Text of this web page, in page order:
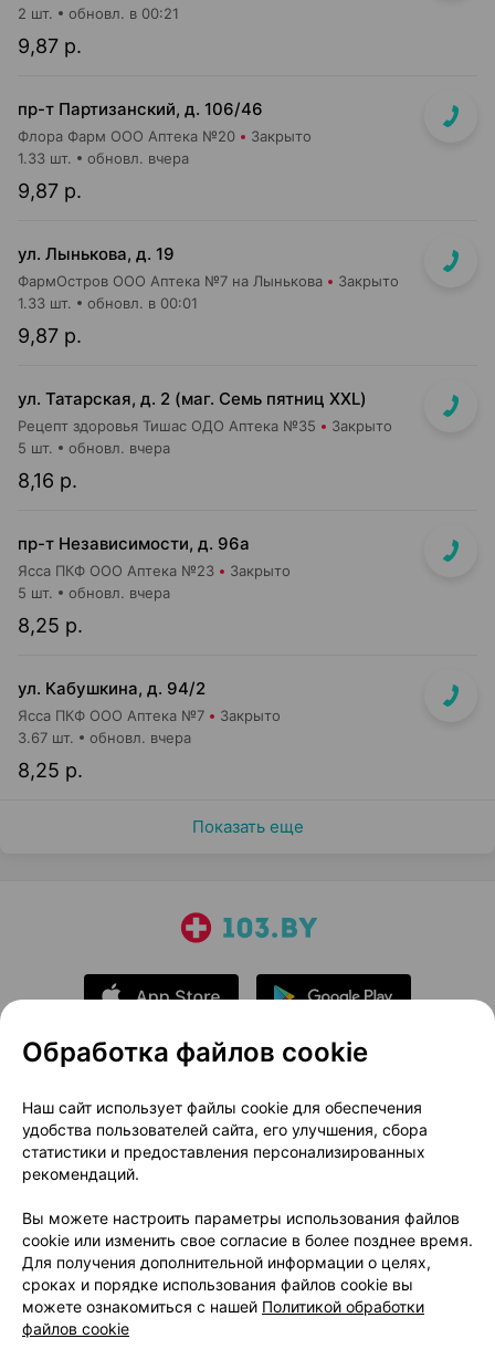
9,87 р.
2 шт. обновл. в 00:21
пр-т Партизанский, д. 106/46
Флора Фарм ООО Аптека №20 Закрыто
9,87 р.
1.33 шт. обновл. вчера
ул. Лынькова, д. 19
ФармОстров ООО Аптека №7 на Лынькова Закрыто
9,87 р.
1.33 шт. обновл. в 00:01
ул. Татарская, д. 2 (маг. Семь пятниц XXL)
Рецепт здоровья Тишас ОДО Аптека №35 Закрыто
8,16 р.
5 шт. обновл. вчера
пр-т Независимости, д. 96а
Ясса ПКФ ООО Аптека №23 Закрыто
8,25 р.
5 шт. обновл. вчера
ул. Кабушкина, д. 94/2
Ясса ПКФ ООО Аптека №7 Закрыто
8,25 р.
3.67 шт. обновл. вчера
Показать еще
О проекте
Новости проекта
Размещение рекламы
Медицинский маркетинг
Публичный договор
Доставка
Способы оплаты
Вакансии
Партнеры
Написать руководителю 103.by
Написать в поддержку
Персональные настройки Cookie
Обработка файлов cookie
Наш сайт использует файлы cookie для обеспечения
удобства пользователей сайта, его улучшения, сбора
статистики и предоставления персонализированных
рекомендаций.
Вы можете настроить параметры использования файлов
cookie или изменить свое согласие в более позднее время.
Для получения дополнительной информации о целях,
сроках и порядке использования файлов cookie вы
можете ознакомиться с нашей Политикой обработки
файлов cookie